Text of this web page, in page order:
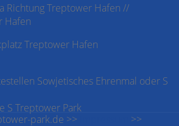
Richtung Treptower Hafen //
Hafen
Treptower Hafen
Sowjetisches Ehrenmal oder S
S Treptower Park
park.de >>
>>